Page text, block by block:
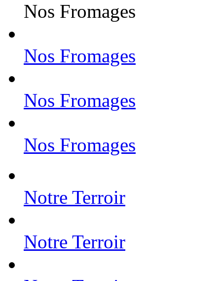
Nos Fromages
Nos Fromages
Nos Fromages
Nos Fromages
Notre Terroir
Notre Terroir